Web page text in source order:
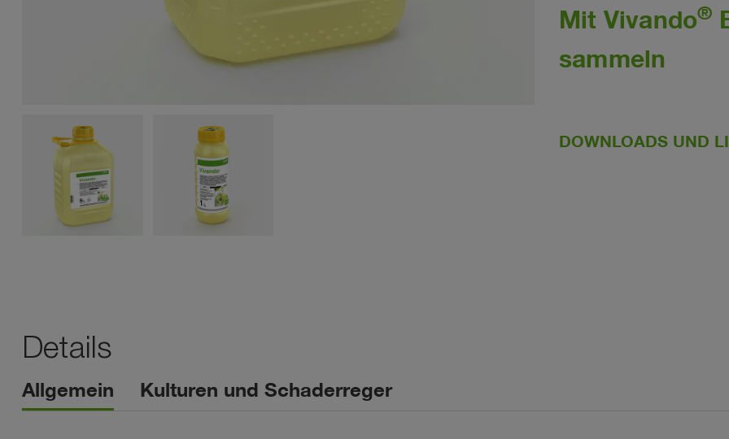
Mit Vivando®
sammeln
DOWNLOADS UND
Details
Allgemein Kulturen und Schaderreger